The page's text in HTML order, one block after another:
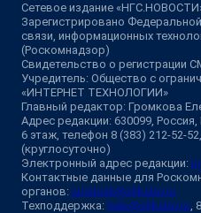
Сетевое издание
Зарегистрировано
связи, информационных
(Роскомнадзор)
Свидетельство о регистрации
Учредитель: Общество с
«ИНТЕРНЕТ ТЕХНОЛОГИИ»
Главный редактор: Громкова
Адрес редакции: 630099,
6 этаж, телефон 8 (383) 212-52-
(круглосуточно)
Электронный адрес редакции:
Контактные данные для
органов: juristnsk@shkulev.ru
Техподдержка: help@shkulev.ru,